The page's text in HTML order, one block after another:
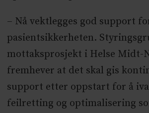
– Nå vektlegges god support
pasientsikkerheten.
mottaksprosjekt i Helse Midt-
fremhever at det skal gis
support etter oppstart for å
feilretting og optimalisering